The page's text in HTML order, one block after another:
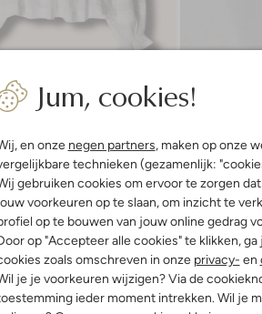
Jum, cookies!
en onze negen partners, maken op onze
technieken (gezamenlijk:
gebruiken cookies om ervoor te zorgen
voorkeuren op te slaan, om inzicht te
op te bouwen van jouw online gedrag
op "Accepteer alle cookies" te klikken,
zoals omschreven in onze privacy- en
je je voorkeuren wijzigen? Via de
ieder moment intrekken. Wil je
Bezorgen &
& Pasvorm